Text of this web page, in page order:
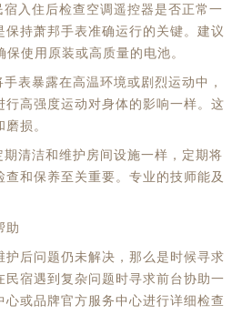
入住后检查空调遥控器是否正常一
持萧邦手表准确运行的关键。建议
使用原装或高质量的电池。
表暴露在高温环境或剧烈运动中，
行高强度运动对身体的影响一样。这
损。
清洁和维护房间设施一样，定期将
和保养至关重要。专业的技师能及
助
护后问题仍未解决，那么是时候寻求
民宿遇到复杂问题时寻求前台协助一
或品牌官方服务中心进行详细检查